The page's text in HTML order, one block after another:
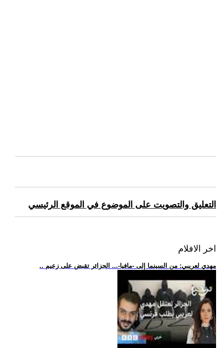
التعليق والتصويت على الموضوع في الموقع الرئيسي
اخر الافلام
.. مهدي لعريبي: من السينما إلى -مافيا-... الجزائر تقبض على زعيم